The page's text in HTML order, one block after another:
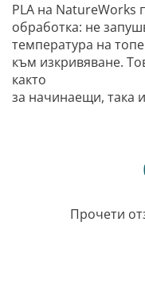
PLA на NatureWorks
обработка: не
температура на
към изкривяване.
както
за начинаещи, така
Прочети